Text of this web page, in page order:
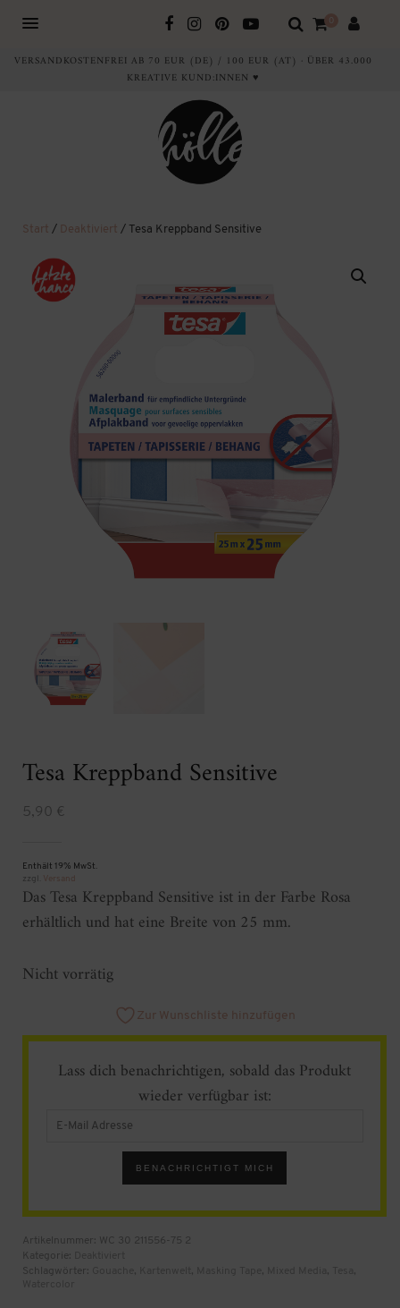
0
VERSANDKOSTENFREI AB 70 EUR (DE) / 100 EUR (AT) · ÜBER 43.000
KREATIVE KUND:INNEN ♥
Start / Deaktiviert / Tesa Kreppband Sensitive
Tesa Kreppband Sensitive
5,90 €
Enthält 19% MwSt.
zzgl. Versand
Das Tesa Kreppband Sensitive ist in der Farbe Rosa
erhältlich und hat eine Breite von 25 mm.
Nicht vorrätig
Zur Wunschliste hinzufügen
Lass dich benachrichtigen, sobald das Produkt
wieder verfügbar ist:
your
waitlist
this
product
BENACHRICHTIGT MICH
Artikelnummer: WC 30 211556-75 2
Kategorie:
Schlagwörter:
, , , ,
,